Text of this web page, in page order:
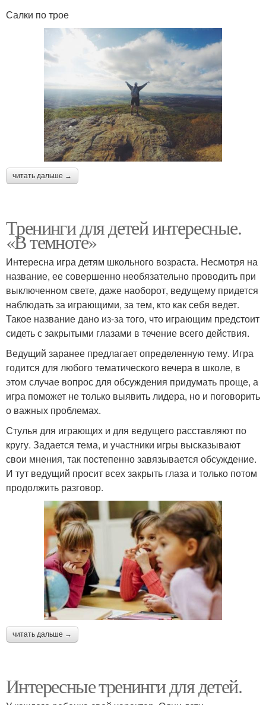
Салки по трое
читать дальше →
Тренинги для детей интересные.
«В темноте»
Интересна игра детям школьного возраста. Несмотря на
название, ее совершенно необязательно проводить при
выключенном свете, даже наоборот, ведущему придется
наблюдать за играющими, за тем, кто как себя ведет.
Такое название дано из-за того, что играющим предстоит
сидеть с закрытыми глазами в течение всего действия.
Ведущий заранее предлагает определенную тему. Игра
годится для любого тематического вечера в школе, в
этом случае вопрос для обсуждения придумать проще, а
игра поможет не только выявить лидера, но и поговорить
о важных проблемах.
Стулья для играющих и для ведущего расставляют по
кругу. Задается тема, и участники игры высказывают
свои мнения, так постепенно завязывается обсуждение.
И тут ведущий просит всех закрыть глаза и только потом
продолжить разговор.
читать дальше →
Интересные тренинги для детей.